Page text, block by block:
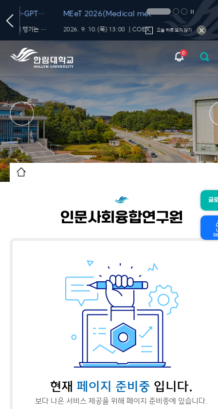
학내 대화의 신뢰를 재미있고 편하게 챙기는 FactChat
MEeT 2026(Medical meets
Technology 2026)
2026. 9. 10.(목) 13:00 ｜COEX, 더플라츠 오늘 하루 보지 않기
0
글
인문사회융합연구원
현재페이지 준비중 입니다.
보다 나은 서비스 제공을 위해 페이지 준비중에 있습니다.